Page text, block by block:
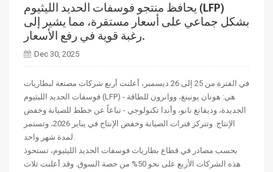
يحافظ منتجو فوسفات الحديد الليثيوم (LFP)
بشكل جماعي على أسعار مستقرة، مما يشير إلى
رغبة قوية في رفع الأسعار.
Dec 30, 2025
في الفترة من 25 إلى 26 ديسمبر، أعلنت أربع شركات مصنعة لبطاريات
فوسفات الحديد الليثيوم (LFP) - هي: هونان يونينغ، ووانرون للطاقة
الجديدة، وديفانغ نانو، وأندا تكنولوجي - تباعاً عن خطط للصيانة وخفض
الإنتاج. وتتركز فترات الصيانة وخفض الإنتاج في يناير 2026، وتستمر
لمدة شهر واحد.
بحسب مصادر في قطاع بطاريات فوسفات الحديد الليثيوم، تستحوذ
هذه الشركات الأربع على نحو 50% من حصة السوق. وقد أعلنت ثلاث